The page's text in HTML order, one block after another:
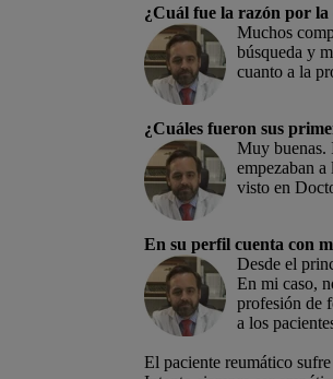
¿Cuál fue la razón por
Muchos
búsqueda y
cuanto a la
¿Cuáles fueron sus
Muy buenas.
empezaban
visto en
En su perfil cuenta con
Desde el
En mi caso,
profesión de
a los
El paciente reumático